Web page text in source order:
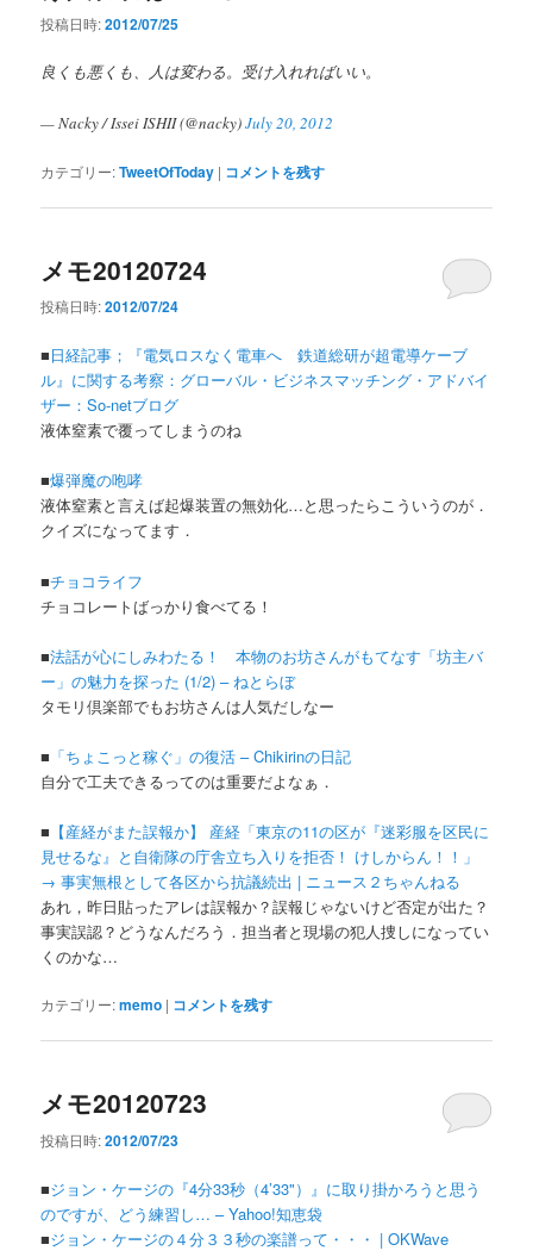
投稿日時:2012/07/25
良くも悪くも、人は変わる。受け入れればいい。
— Nacky / Issei ISHII (@nacky)July 20, 2012
カテゴリー:TweetOfToday | コメントを残す
メモ20120724
投稿日時:2012/07/24
■日経記事；『電気ロスなく電車へ 鉄道総研が超電導ケーブ
ル』に関する考察：グローバル・ビジネスマッチング・アドバイ
ザー：So-netブログ
液体窒素で覆ってしまうのね
■爆弾魔の咆哮
液体窒素と言えば起爆装置の無効化…と思ったらこういうのが．
クイズになってます．
■チョコライフ
チョコレートばっかり食べてる！
■法話が心にしみわたる！ 本物のお坊さんがもてなす「坊主バ
ー」の魅力を探った (1/2) – ねとらぼ
タモリ倶楽部でもお坊さんは人気だしなー
■ 「ちょこっと稼ぐ」の復活 – Chikirinの日記
自分で工夫できるってのは重要だよなぁ．
■ 【産経がまた誤報か】 産経「東京の11の区が『迷彩服を区民に
見せるな』と自衛隊の庁舎立ち入りを拒否！ けしからん！！」
→ 事実無根として各区から抗議続出 | ニュース２ちゃんねる
あれ，昨日貼ったアレは誤報か？誤報じゃないけど否定が出た？
事実誤認？どうなんだろう．担当者と現場の犯人捜しになってい
くのかな…
カテゴリー:memo | コメントを残す
メモ20120723
投稿日時:2012/07/23
■ジョン・ケージの『4分33秒（4’33"）』に取り掛かろうと思う
のですが、どう練習し… – Yahoo!知恵袋
■ジョン・ケージの４分３３秒の楽譜って・・・ | OKWave